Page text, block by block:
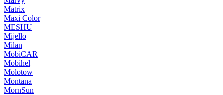
Matrix
Maxi Color
MESHU
Mijello
Milan
MobiCAR
Mobihel
Molotow
Montana
MornSun